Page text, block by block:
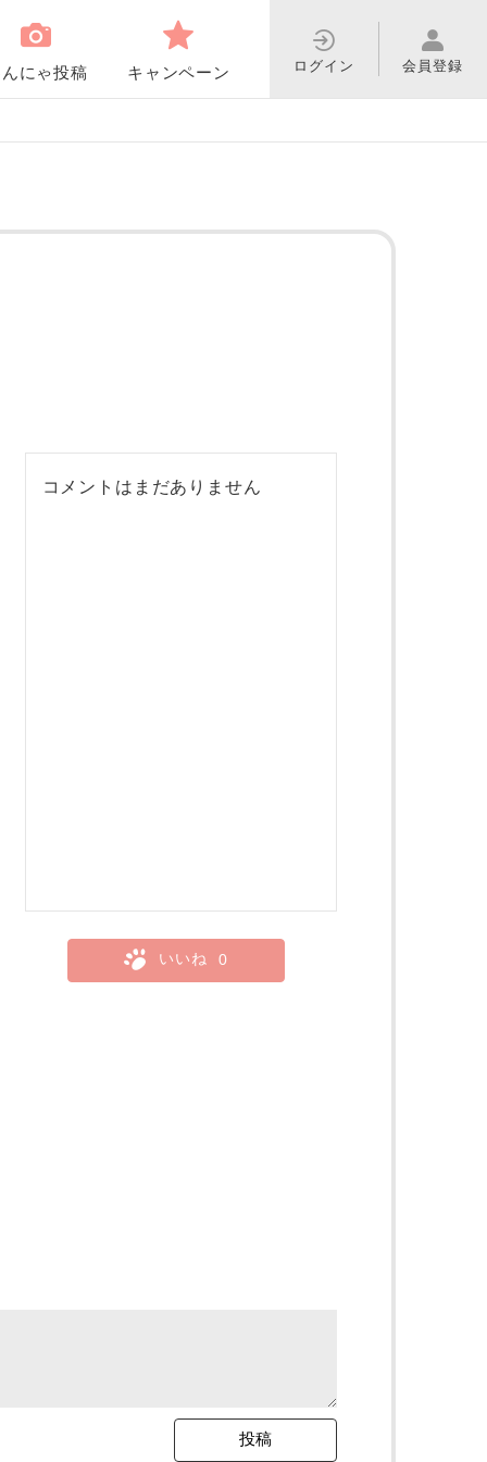
ログイン 会員登録
にゃ投稿 キャンペーン
コメントはまだありません
いいね 0